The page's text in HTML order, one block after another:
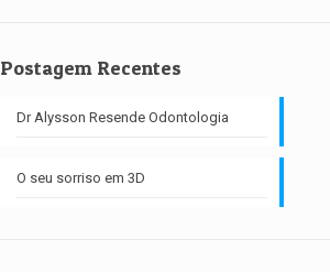
Postagem Recentes
Dr Alysson Resende Odontologia
O seu sorriso em 3D